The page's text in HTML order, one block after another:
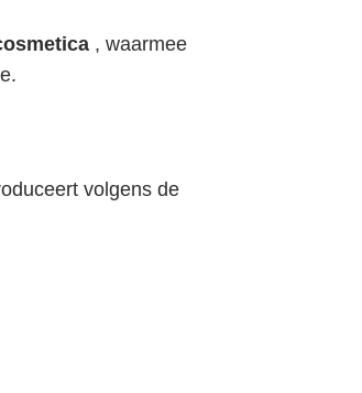
, waarmee
volgens de